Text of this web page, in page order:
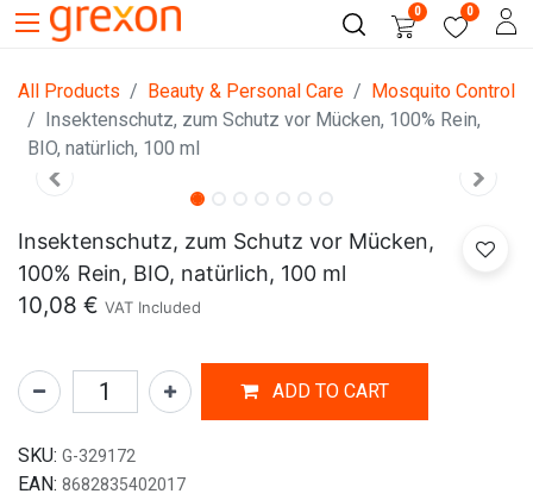
0 0
All Products Beauty & Personal Care
Mosquito Control
Insektenschutz, zum Schutz vor Mücken, 100% Rein,
BIO, natürlich, 100 ml
Insektenschutz, zum Schutz vor Mücken,
100% Rein, BIO, natürlich, 100 ml
10,08 € VAT Included
ADD TO CART
SKU: G-329172
EAN: 8682835402017